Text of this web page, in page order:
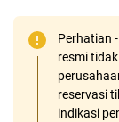
Perhatian
resmi
reservasi
indikasi